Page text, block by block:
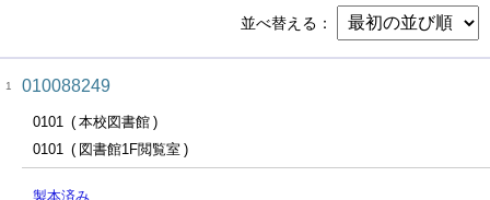
並べ替える
1 010088249
0101
本校図書館
0101
図書館1F閲覧室
製本済み